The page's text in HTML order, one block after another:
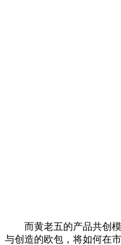
而黄老五的产品共创模
与创造的欧包，将如何在